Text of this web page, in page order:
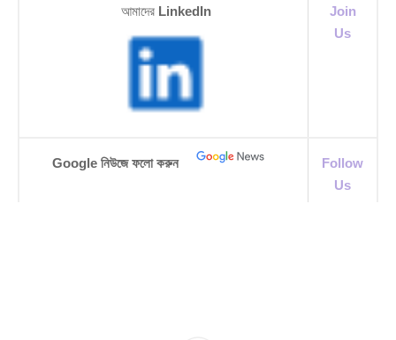
আমাদের LinkedIn
Join
Us
Google নিউজে ফলো করুন
Follow
Us